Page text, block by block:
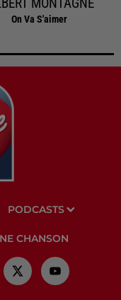
MONTAGNE
On Va S'aimer
PODCASTS
CHANSON